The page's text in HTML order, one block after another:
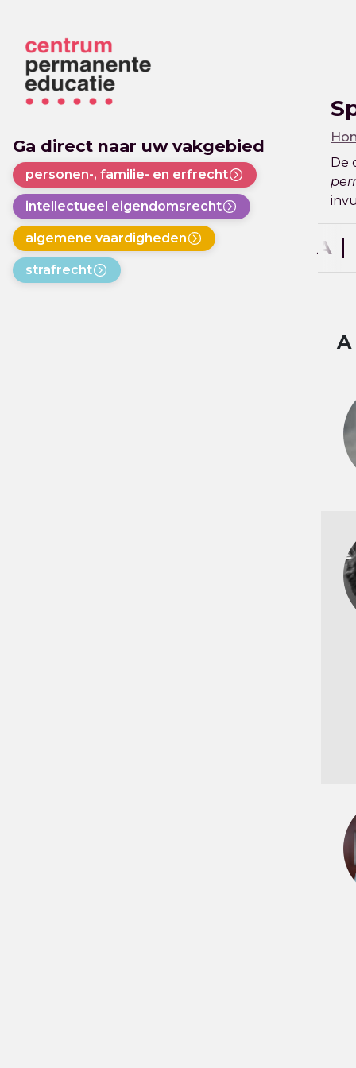
Ga direct naar uw vakgebied
personen-, familie- en erfrecht
intellectueel eigendomsrecht
algemene vaardigheden
strafrecht
De
A
A